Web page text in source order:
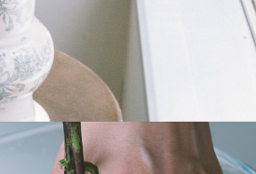
注文いただけます。
アはありますか？
リアへの配送には対応しておりませ
きますか？
ングで発送しているため、お届け日の
け取り時間帯は、発送後にクロネコヤ
可能です。
ルできますか？
あればキャンセル可能です。